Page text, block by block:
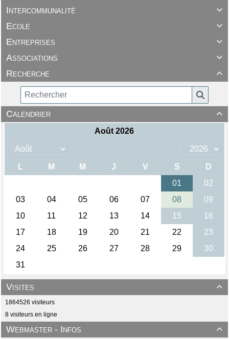

Intercommunalité

Ecole

Entreprises

Associations

Recherche

Calendrier

Visites
1864526 visiteurs
8 visiteurs en ligne

Webmaster - Infos